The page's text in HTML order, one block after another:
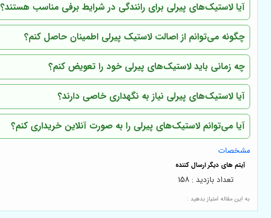
آیا لاستیک‌های پیرلی برای رانندگی در شرایط برفی مناسب هستند؟
چگونه می‌توانم از اصالت لاستیک پیرلی اطمینان حاصل کنم؟
چه زمانی باید لاستیک‌های پیرلی خود را تعویض کنم؟
آیا لاستیک‌های پیرلی نیاز به نگهداری خاصی دارند؟
آیا می‌توانم لاستیک‌های پیرلی را به صورت آنلاین خریداری کنم؟
مشخصات
به این مقاله امتیاز بدهید :
تعداد بازدید : 158